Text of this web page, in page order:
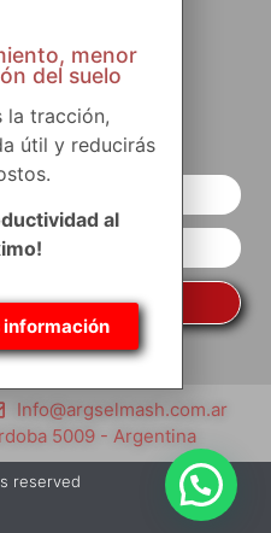
Info@argselmash.com.ar
5009 - Argentina
reserved
menor
del suelo
la tracción,
útil y reducirás
al
información